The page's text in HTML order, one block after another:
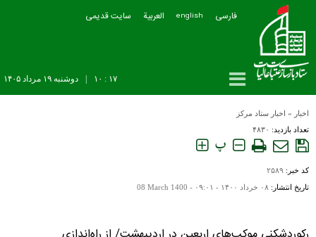
فارسی english العربیة سایت قدیمی
دوشنبه ۱۹ مرداد ۱۴۰۵ ۱۷ : ۱۰
اخبار » اخبار ستاد مرکز
تعداد بازدید: ۴۸۳۰
پ
کد خبر: ۲۵۸۹
تاریخ انتشار: ۰۸ خرداد ۱۴۰۰ - ۰۹:۰۱ - 08 March 1400